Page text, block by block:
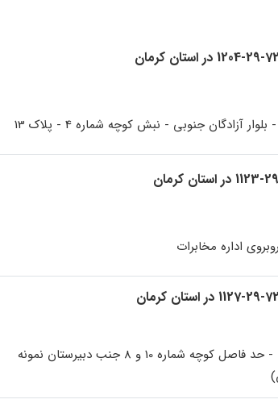
آزادگان جنوبی - نبش کوچه شماره 4 - پلاک 13
اداره مخابرات
خیابان دکتر علی شریعتی - حد فاصل کوچه شماره 10 و 8 جنب دبیرستان نمونه